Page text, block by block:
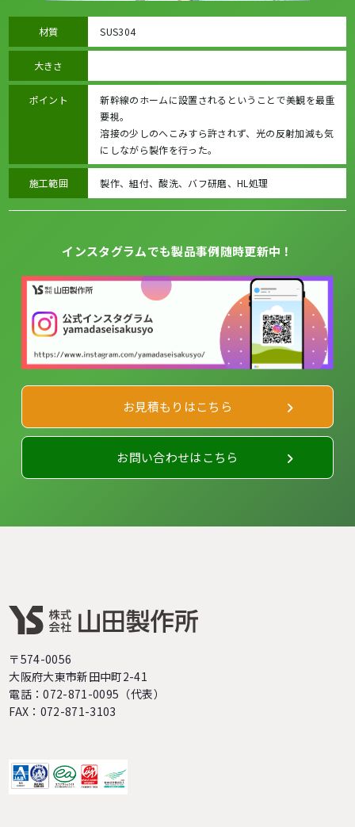
材質 SUS304
大きさ
ポイント
新幹線のホームに設置されるということで美観を最重
要視。
溶接の少しのへこみすら許されず、光の反射加減も気
にしながら製作を行った。
施工範囲 製作、組付、酸洗、バフ研磨、HL処理
インスタグラムでも製品事例随時更新中！
お見積もりはこちら
お問い合わせはこちら
〒574-0056
大阪府大東市新田中町2-41
電話：072-871-0095（代表）
FAX：072-871-3103